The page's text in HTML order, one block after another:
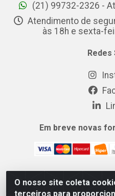
O nosso site coleta
terceiros para
(21) 99732-2326 -
Atendimento de
às 18h e sexta-
Redes
Em breve novas
MIX CERTO DISTRIBUIDORA